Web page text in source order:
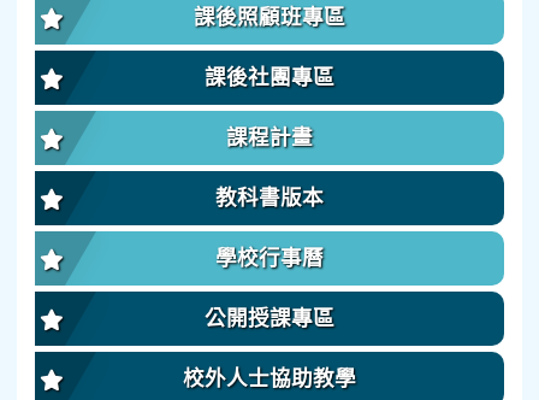
課後照顧班專區
課後社團專區
課程計畫
教科書版本
學校行事曆
公開授課專區
校外人士協助教學